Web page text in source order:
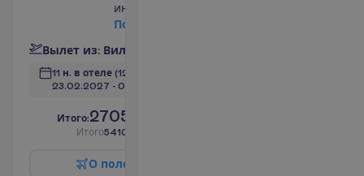
интернет
По
Вылет из: Вил
11 н. в отеле (12 н. всего)
23.02.2027 - 07.03.2027
Итого:2705.00
Итого5410.00
О поле